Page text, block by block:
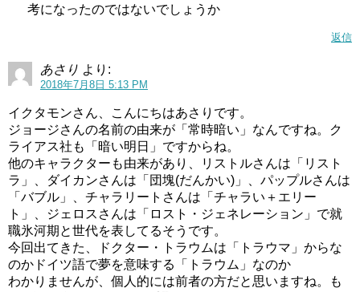
考になったのではないでしょうか
返信
あさり より:
2018年7月8日 5:13 PM
イクタモンさん、こんにちはあさりです。
ジョージさんの名前の由来が「常時暗い」なんですね。ク
ライアス社も「暗い明日」ですからね。
他のキャラクターも由来があり、リストルさんは「リスト
ラ」、ダイカンさんは「団塊(だんかい)」、パップルさんは
「バブル」、チャラリートさんは「チャラい＋エリー
ト」、ジェロスさんは「ロスト・ジェネレーション」で就
職氷河期と世代を表してるそうです。
今回出てきた、ドクター・トラウムは「トラウマ」からな
のかドイツ語で夢を意味する「トラウム」なのか
わかりませんが、個人的には前者の方だと思いますね。も